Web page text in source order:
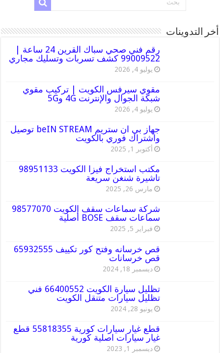
أخر التدوينات
رقم فني صحي سباك القرين 24 ساعة |
99009522 كشف تسربات وتسليك مجاري
يوليو 4, 2026
مقوي سيرفس الكويت | تركيب مقوي
شبكة الجوال والإنترنت 4G و5G
يوليو 4, 2026
جهاز بي ان ستريم beIN STREAM توصيل
واشتراك فوري بالكويت
أكتوبر 1, 2025
مكتب استخراج فيزا الكويت 98951133
تاشيرة شنغن سريعة
مارس 26, 2025
شركة سماعات سقف الكويت 98577070
سماعات سقف BOSE أصلية
فبراير 5, 2025
قص خرسانه وفتح كور تكييف 65932555
قص خرسانات
ديسمبر 18, 2024
تظليل سيارة الكويت 66400552 فني
تظليل سيارات متنقل الكويت
يونيو 28, 2024
قطع غيار سيارات كورية 55818355 قطع
غيار سيارات اصلية كورية
ديسمبر 1, 2023